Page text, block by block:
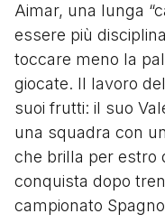
Aimar, una lunga
essere più
toccare meno la
giocate. Il lavoro
suoi frutti: il suo
una squadra con
che brilla per estro
conquista dopo
campionato